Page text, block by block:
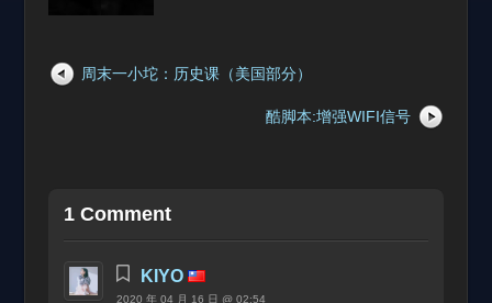
周末一小坨：历史课（美国部分）
酷脚本:增强WIFI信号
1 Comment
KIYO
2020 年 04 月 16 日 @ 02:54